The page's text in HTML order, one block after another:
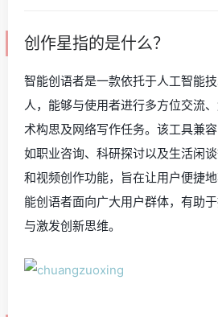
创作星指的是什么？
智能创语者是一款依托于人工智能
人，能够与使用者进行多方位交流
术构思及网络写作任务。该工具兼容
如职业咨询、科研探讨以及生活闲
和视频创作功能，旨在让用户便捷
能创语者面向广大用户群体，有助
与激发创新思维。